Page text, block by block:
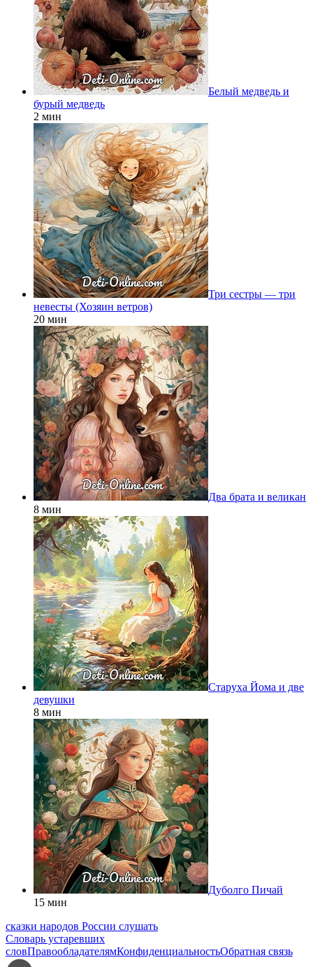
Белый медведь и
бурый медведь
2 мин
Три сестры — три
невесты (Хозяин ветров)
20 мин
Два брата и великан
8 мин
Старуха Йома и две
девушки
8 мин
Дуболго Пичай
15 мин
сказки народов России слушать
Словарь устаревших
словПравообладателямКонфиденциальностьОбратная связь